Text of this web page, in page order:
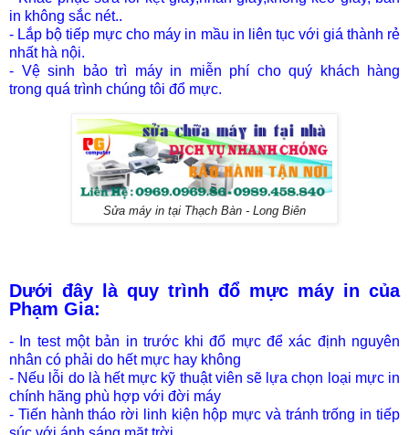
in không sắc nét..
- Lắp bộ tiếp mực cho máy in mầu in liên tục với giá thành rẻ
nhất hà nội.
- Vệ sinh bảo trì máy in miễn phí cho quý khách hàng
trong quá trình chúng tôi đổ mực.
Sửa máy in tại Thạch Bàn - Long Biên
Dưới đây là quy trình đổ mực máy in của
Phạm Gia:
- In test một bản in trước khi đổ mực để xác định nguyên
nhân có phải do hết mực hay không
- Nếu lỗi do là hết mực kỹ thuật viên sẽ lựa chọn loại mực in
chính hãng phù hợp với đời máy
- Tiến hành tháo rời linh kiện hộp mực và tránh trống in tiếp